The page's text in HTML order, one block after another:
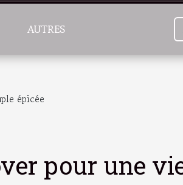
AUTRES
épicée
pour une